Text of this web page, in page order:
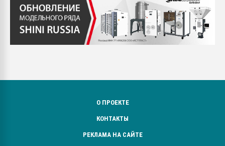
О ПРОЕКТЕ
КОНТАКТЫ
РЕКЛАМА НА САЙТЕ